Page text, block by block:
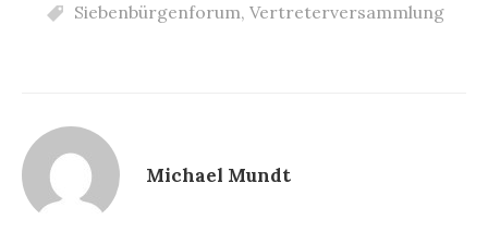
Siebenbürgenforum, Vertreterversammlung
Michael Mundt